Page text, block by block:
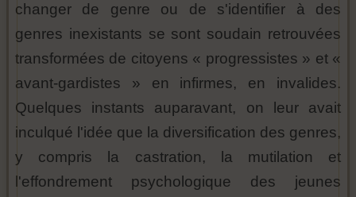
changer de genre ou de s'identifier à des
genres inexistants se sont soudain retrouvées
transformées de citoyens « progressistes » et «
avant-gardistes » en infirmes, en invalides.
Quelques instants auparavant, on leur avait
inculqué l'idée que la diversification des genres,
y compris la castration, la mutilation et
l'effondrement psychologique des jeunes